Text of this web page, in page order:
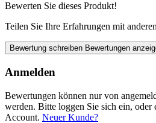
Bewerten Sie dieses Produkt!
Teilen Sie Ihre Erfahrungen mit
Bewertung schreiben Bewertungen
Anmelden
Bewertungen können nur von
werden. Bitte loggen Sie sich ein, oder
Account. Neuer Kunde?